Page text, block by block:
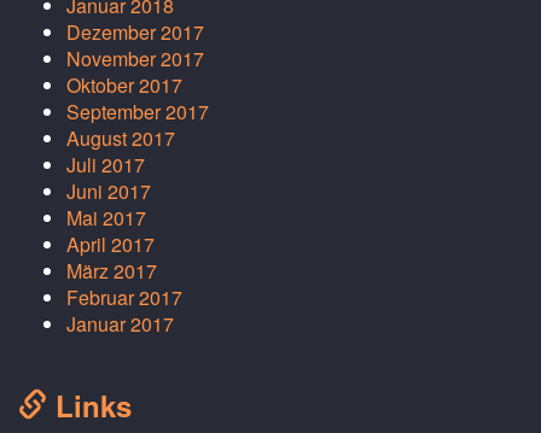
Januar 2018
Dezember 2017
November 2017
Oktober 2017
September 2017
August 2017
Juli 2017
Juni 2017
Mai 2017
April 2017
März 2017
Februar 2017
Januar 2017
Links